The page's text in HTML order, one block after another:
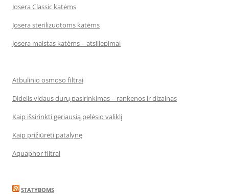
Josera Classic katėms
Josera sterilizuotoms katėms
Josera maistas katėms – atsiliepimai
Atbulinio osmoso filtrai
Didelis vidaus durų pasirinkimas – rankenos ir dizainas
Kaip išsirinkti geriausią pelėsio valiklį
Kaip prižiūrėti patalynę
Aquaphor filtrai
STATYBOMS